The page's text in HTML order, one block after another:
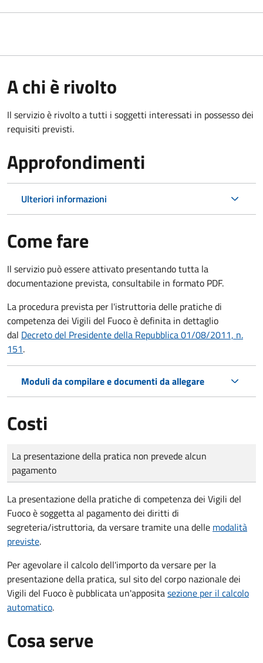
A chi è rivolto
Il servizio è rivolto a tutti i soggetti interessati in possesso dei
requisiti previsti.
Approfondimenti
Ulteriori informazioni
Come fare
Il servizio può essere attivato presentando tutta la
documentazione prevista, consultabile in formato PDF.
La procedura prevista per l'istruttoria delle pratiche di
competenza dei Vigili del Fuoco è definita in dettaglio
dal Decreto del Presidente della Repubblica 01/08/2011, n.
151.
Moduli da compilare e documenti da allegare
Costi
Tipo di pagamento
Importo
La presentazione della pratica non prevede alcun
pagamento
La presentazione della pratiche di competenza dei Vigili del
Fuoco è soggetta al pagamento dei diritti di
segreteria/istruttoria, da versare tramite una delle modalità
previste.
Per agevolare il calcolo dell'importo da versare per la
presentazione della pratica, sul sito del corpo nazionale dei
Vigili del Fuoco è pubblicata un'appositasezione per il calcolo
automatico.
Cosa serve